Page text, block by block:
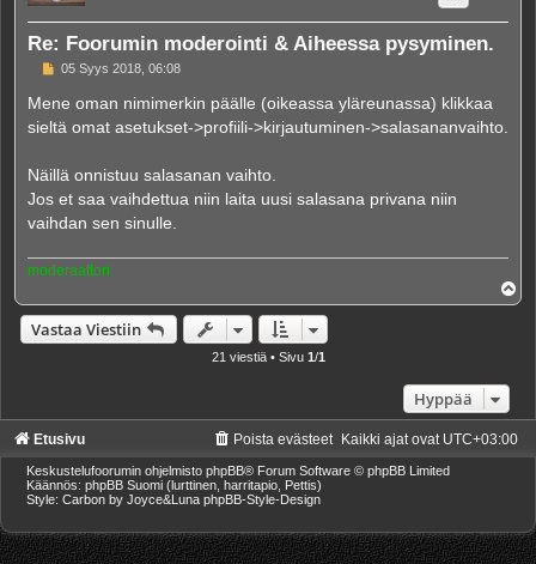
Re: Foorumin moderointi & Aiheessa pysyminen.
V
e
s
t
05 Syys 2018, 06:08
Mene oman nimimerkin päälle (oikeassa yläreunassa) klikkaa
sieltä omat asetukset->profiili->kirjautuminen->salasananvaihto.
Näillä onnistuu salasanan vaihto.
Jos et saa vaihdettua niin laita uusi salasana privana niin
vaihdan sen sinulle.
moderaattori
l
Vastaa Viestiin
21 viestiä • Sivu 1 /1
Hyppää
Etusivu Kaikki ajat ovat UTC+03:00
Poista evästeet
Keskustelufoorumin ohjelmisto phpBB® Forum Software © phpBB Limited
Käännös: phpBB Suomi (lurttinen, harritapio, Pettis)
Style: Carbon by Joyce&Luna phpBB-Style-Design